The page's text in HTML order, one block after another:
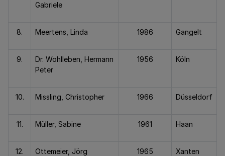
Gabriele
8. Meertens, Linda 1986 Gangelt
9.
Dr. Wohlleben, Hermann
Peter
1956 Köln
10. Missling, Christopher 1966 Düsseldorf
11. Müller, Sabine 1961 Haan
12. Ottemeier, Jörg 1965 Xanten